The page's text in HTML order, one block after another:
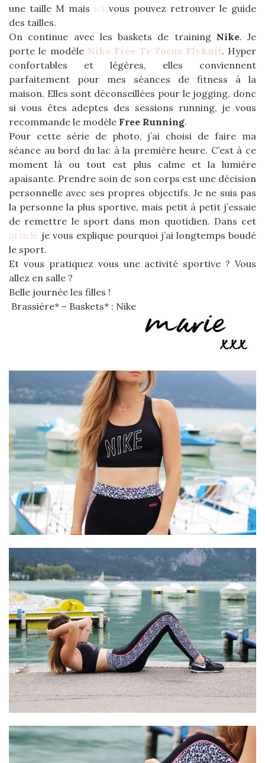
une taille M maisici vous pouvez retrouver le guide
des tailles.
On continue avec les baskets de training Nike. Je
porte le modèle Nike Free Tr Focus Flyknit. Hyper
confortables et légères, elles conviennent
parfaitement pour mes séances de fitness à la
maison. Elles sont déconseillées pour le jogging, donc
si vous êtes adeptes des sessions running, je vous
recommande le modèle Free Running.
Pour cette série de photo, j’ai choisi de faire ma
séance au bord du lac à la première heure. C’est à ce
moment là ou tout est plus calme et la lumière
apaisante. Prendre soin de son corps est une décision
personnelle avec ses propres objectifs. Je ne suis pas
la personne la plus sportive, mais petit à petit j’essaie
de remettre le sport dans mon quotidien. Dans cet
article je vous explique pourquoi j’ai longtemps boudé
le sport.
Et vous pratiquez vous une activité sportive ? Vous
allez en salle ?
Belle journée les filles !
Brassière* – Baskets* : Nike